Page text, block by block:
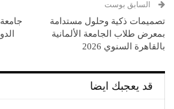
السابق بوست
تصميمات ذكية وحلول مستدامة
بمعرض طلاب الجامعة الألمانية
بالقاهرة السنوي 2026
قد يعجبك ايضا